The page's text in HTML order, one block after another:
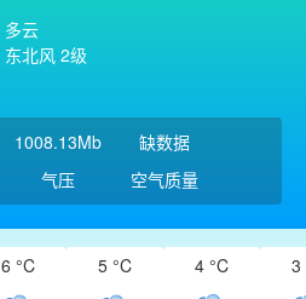
多云
东北风 2级
1008.13Mb
气压
缺数据
空气质量
6 °C 5 °C 4 °C 3